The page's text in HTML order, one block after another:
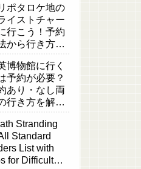
ィング2】
ポタロケ地の
イストチャー
行こう！予約
から行き方ま
博物館に行く
予約が必要？
あり・なし両
行き方を解説
Stranding
Standard
List with
for Difficult